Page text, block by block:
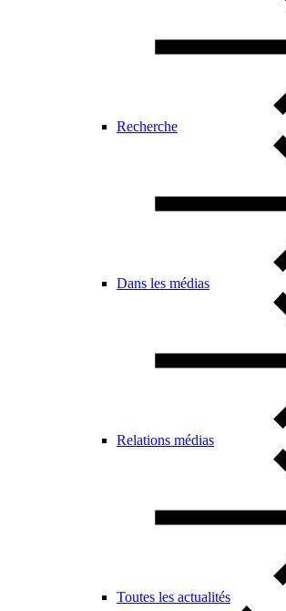
Recherche
Dans les médias
Relations médias
Toutes les actualités